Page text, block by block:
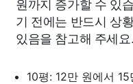
기 전에는 반드시 상
있음을 참고해 주세요.
10평: 12만 원에서 15